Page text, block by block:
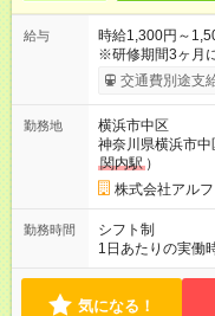
給与
時給1,300円～
※研修期間3ヶ月になります。 【試用
間の長さ：3ヶ月
交通費別途支
勤務地
横浜市中区
神奈川県横浜市
関内駅 ）
株式会社アル
勤務時間
シフト制
1日あたりの実働
8時間 シフト例
気になる！